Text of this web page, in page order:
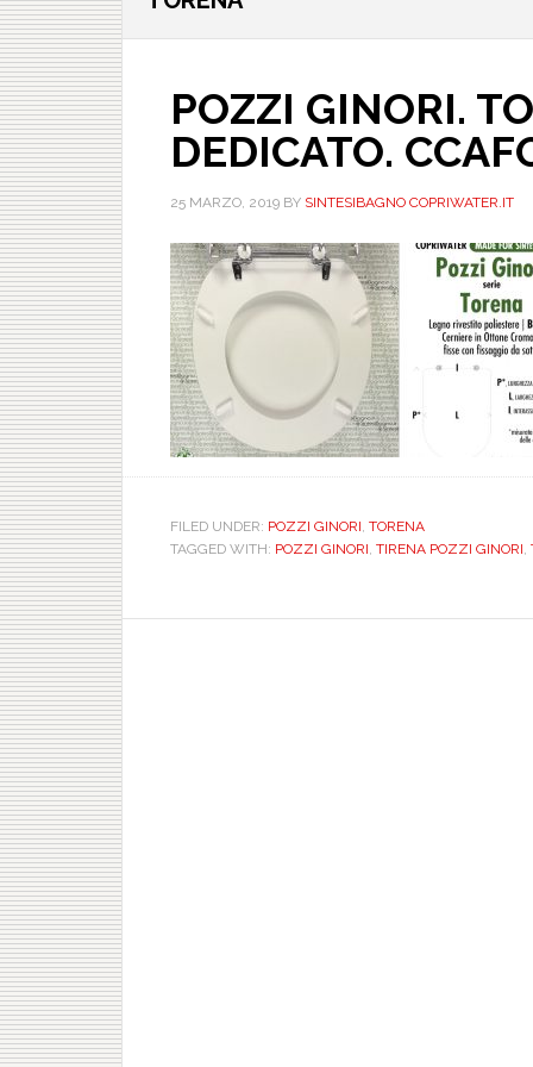
POZZI GINORI.
DEDICATO.
25 MARZO, 2019BYSINTESIBAGNO COPRIWATER.IT
FILED UNDER:POZZI GINORI,TORENA
TAGGED WITH:POZZI GINORI,TIRENA POZZI GINORI,